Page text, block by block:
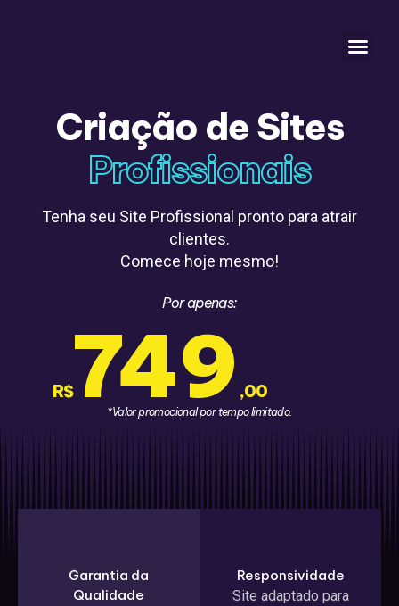
Criação de Sites
Profissionais
Tenha seu Site Profissional pronto para atrair
clientes.
Comece hoje mesmo!
Por apenas:
R$749 ,00
*Valor promocional por tempo limitado.
Garantia da
Qualidade
Responsividade
Site adaptado para